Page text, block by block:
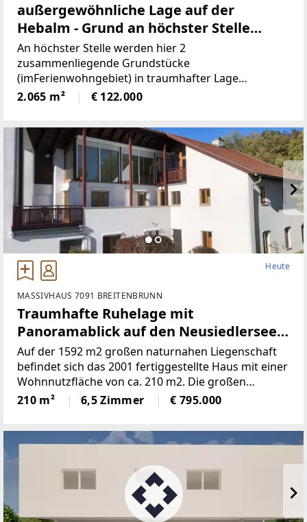
außergewöhnliche Lage auf der
Hebalm - Grund an höchster Stelle
(Provisionsfrei)
An höchster Stelle werden hier 2
zusammenliegende Grundstücke
(imFerienwohngebiet) in traumhafter Lage
angeboten! Die beiden Grundstücke haben
inSumme 2.065m² (€59/ m²), sind süd-westlich
1100
2.065 m² € 122.000
Heute
MASSIVHAUS 7091 BREITENBRUNN
Traumhafte Ruhelage mit
Panoramablick auf den Neusiedlersee
(Provisionsfrei)
Auf der 1592 m2 großen naturnahen Liegenschaft
befindet sich das 2001 fertiggestellte Haus mit einer
Wohnnutzfläche von ca. 210 m2. Die großen
Fensterspenden viel Tageslicht und ermöglichen auf
mehreren Ebenen einenaußergewöhnlichen Blick
210 m² 6,5 Zimmer € 795.000